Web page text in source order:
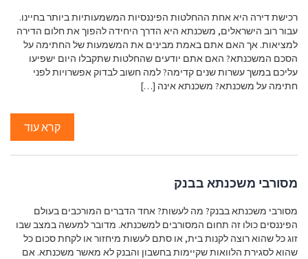
רכישת דירה היא אחת ההחלטות הפיננסיות המשמעותיות ביותר בחיינו.
עבור רוב הישראלים, משכנתא היא הדרך היחידה להפוך את חלום הדירה
למציאות. אך האם אתם באמת מבינים את המשמעות של החתימה על
הסכם המשכנתא? האם אתם יודעים שהחלטות שתקבלו היום ישפיעו
עליכם במשך עשרות שנים קדימה? למה חשוב לבדוק אפשרויות לפני
חתימה על משכנתא? משכנתא אינה […]
קרא עוד
מסורבי משכנתא בבנק
מסורבי משכנתא בבנק? מה לעשות? אחד הדברים המורכבים בעולם
הפיננסים כולו זה תחום המסורבים למשכנתא. מדובר למעשה במצב שבו
זוג כל שהוא רוצה לקנות בית, או סתם לעשות מיחזור או לקחת סכום כל
שהוא לסגירת הלוואות שקיימות בחשבון והבנק לא מאשר משכנתא. אם